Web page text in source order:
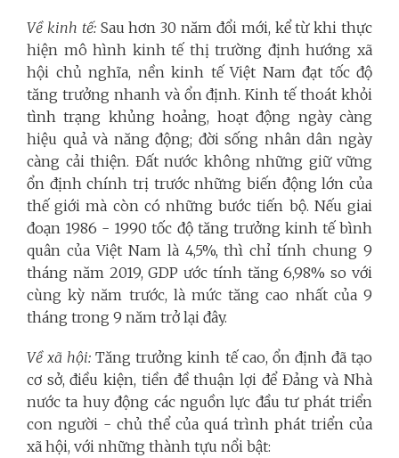
Về kinh tế: Sau hơn 30 năm đổi mới, kể từ khi thực
hiện mô hình kinh tế thị trường định hướng xã
hội chủ nghĩa, nền kinh tế Việt Nam đạt tốc độ
tăng trưởng nhanh và ổn định. Kinh tế thoát khỏi
tình trạng khủng hoảng, hoạt động ngày càng
hiệu quả và năng động; đời sống nhân dân ngày
càng cải thiện. Đất nước không những giữ vững
ổn định chính trị trước những biến động lớn của
thế giới mà còn có những bước tiến bộ. Nếu giai
đoạn 1986 - 1990 tốc độ tăng trưởng kinh tế bình
quân của Việt Nam là 4,5%, thì chỉ tính chung 9
tháng năm 2019, GDP ước tính tăng 6,98% so với
cùng kỳ năm trước, là mức tăng cao nhất của 9
tháng trong 9 năm trở lại đây.
Về xã hội: Tăng trưởng kinh tế cao, ổn định đã tạo
cơ sở, điều kiện, tiền đề thuận lợi để Đảng và Nhà
nước ta huy động các nguồn lực đầu tư phát triển
con người - chủ thể của quá trình phát triển của
xã hội, với những thành tựu nổi bật: